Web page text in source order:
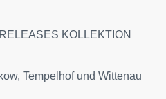
KOLLEKTION
Tempelhof und Wittenau